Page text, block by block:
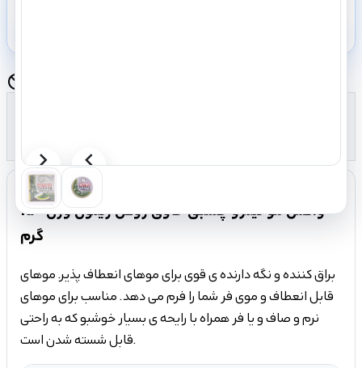
تصویر
قبلی
تصویر
بعدی
block
واکس مو نیترو چسبی حاوی روغن زیتون وزن 150
گرم
براق کننده و نگه دارنده ی قوی برای موهای انعطاف پذیر. موهای
قابل انعطاف و موی فر شما را فرم می دهد. مناسب برای موهای
نرم و صاف و یا فر همراه با رایحه ی بسیار خوشبو که به راحتی
قابل شسته شدن است.